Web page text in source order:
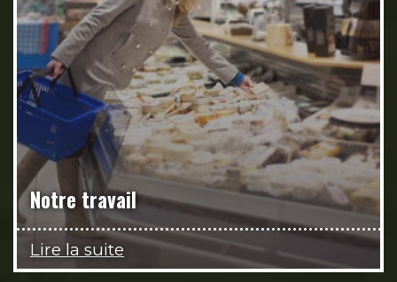
Notre travail
Lire la suite